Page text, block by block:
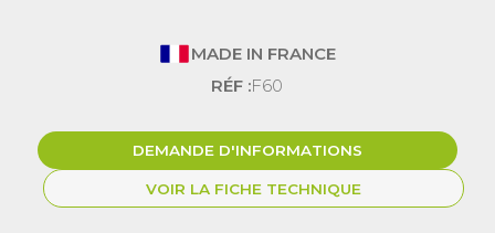
MADE IN FRANCE
RÉF :F60
DEMANDE D'INFORMATIONS
VOIR LA FICHE TECHNIQUE